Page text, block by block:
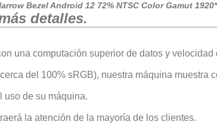
Bezel Android 12 72% NTSC Color Gamut
detalles.
una computación superior de datos y
del 100% sRGB), nuestra máquina muestra
uso de su máquina.
la atención de la mayoría de los clientes.